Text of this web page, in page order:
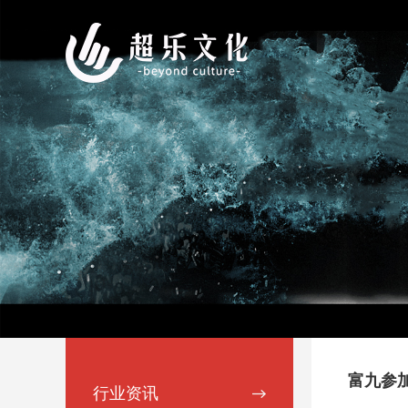
行业资讯
富九参